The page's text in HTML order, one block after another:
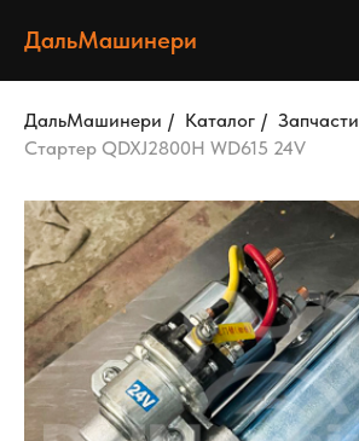
ДальМашинери
ДальМашинери / Каталог / Запчасти
Стартер QDXJ2800H WD615 24V